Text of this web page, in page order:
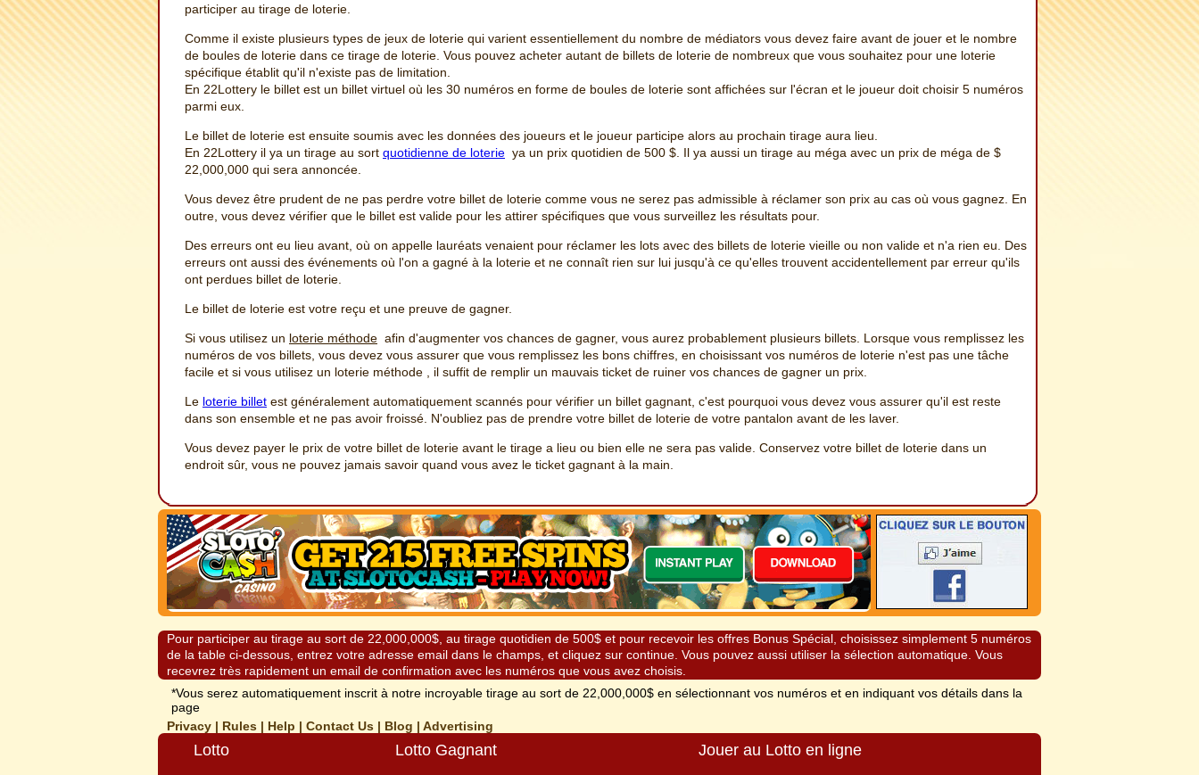
participer au tirage de loterie.
Comme il existe plusieurs types de jeux de loterie qui varient essentiellement du nombre de médiators vous devez faire avant de jouer et le nombre
de boules de loterie dans ce tirage de loterie. Vous pouvez acheter autant de billets de loterie de nombreux que vous souhaitez pour une loterie
spécifique établit qu'il n'existe pas de limitation.
En 22Lottery le billet est un billet virtuel où les 30 numéros en forme de boules de loterie sont affichées sur l'écran et le joueur doit choisir 5 numéros
parmi eux.
Le billet de loterie est ensuite soumis avec les données des joueurs et le joueur participe alors au prochain tirage aura lieu.
En 22Lottery il ya un tirage au sort quotidienne de loterie ya un prix quotidien de 500 $. Il ya aussi un tirage au méga avec un prix de méga de $
22,000,000 qui sera annoncée.
Vous devez être prudent de ne pas perdre votre billet de loterie comme vous ne serez pas admissible à réclamer son prix au cas où vous gagnez. En
outre, vous devez vérifier que le billet est valide pour les attirer spécifiques que vous surveillez les résultats pour.
Des erreurs ont eu lieu avant, où on appelle lauréats venaient pour réclamer les lots avec des billets de loterie vieille ou non valide et n'a rien eu. Des
erreurs ont aussi des événements où l'on a gagné à la loterie et ne connaît rien sur lui jusqu'à ce qu'elles trouvent accidentellement par erreur qu'ils
ont perdues billet de loterie.
Le billet de loterie est votre reçu et une preuve de gagner.
Si vous utilisez un loterie méthode afin d'augmenter vos chances de gagner, vous aurez probablement plusieurs billets. Lorsque vous remplissez les
numéros de vos billets, vous devez vous assurer que vous remplissez les bons chiffres, en choisissant vos numéros de loterie n'est pas une tâche
facile et si vous utilisez un loterie méthode , il suffit de remplir un mauvais ticket de ruiner vos chances de gagner un prix.
Le loterie billet est généralement automatiquement scannés pour vérifier un billet gagnant, c'est pourquoi vous devez vous assurer qu'il est reste
dans son ensemble et ne pas avoir froissé. N'oubliez pas de prendre votre billet de loterie de votre pantalon avant de les laver.
Vous devez payer le prix de votre billet de loterie avant le tirage a lieu ou bien elle ne sera pas valide. Conservez votre billet de loterie dans un
endroit sûr, vous ne pouvez jamais savoir quand vous avez le ticket gagnant à la main.
Pour participer au tirage au sort de 22,000,000$, au tirage quotidien de 500$ et pour recevoir les offres Bonus Spécial, choisissez simplement 5 numéros
de la table ci-dessous, entrez votre adresse email dans le champs, et cliquez sur continue. Vous pouvez aussi utiliser la sélection automatique. Vous
recevrez très rapidement un email de confirmation avec les numéros que vous avez choisis.
*Vous serez automatiquement inscrit à notre incroyable tirage au sort de 22,000,000$ en sélectionnant vos numéros et en indiquant vos détails dans la
page
Privacy | Rules | Help | Contact Us | Blog | Advertising
Lotto Lotto Gagnant Jouer au Lotto en ligne